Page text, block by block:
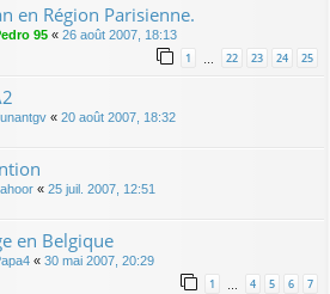
en Région Parisienne.
95 « 26 août 2007, 18:13
1 22 23 24 25
« 20 août 2007, 18:32
« 25 juil. 2007, 12:51
en Belgique
« 30 mai 2007, 20:29
1 4 5 6 7